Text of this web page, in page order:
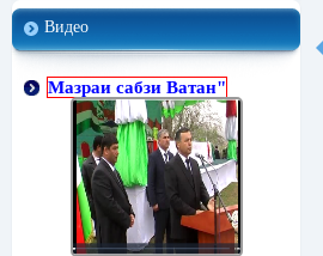
Видео
Мазраи сабзи Ватан"